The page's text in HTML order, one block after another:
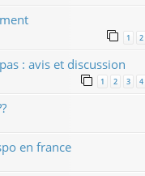
1 2
: avis et discussion
1 2 3 4
en france